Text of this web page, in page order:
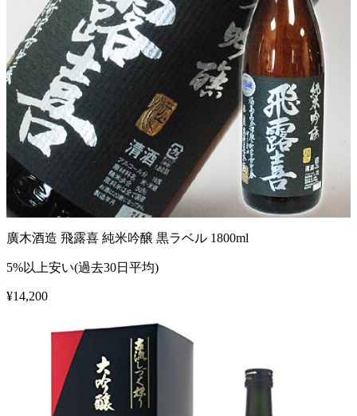
廣木酒造 飛露喜 純米吟醸 黒ラベル 1800ml
5%以上安い(過去30日平均)
¥14,200